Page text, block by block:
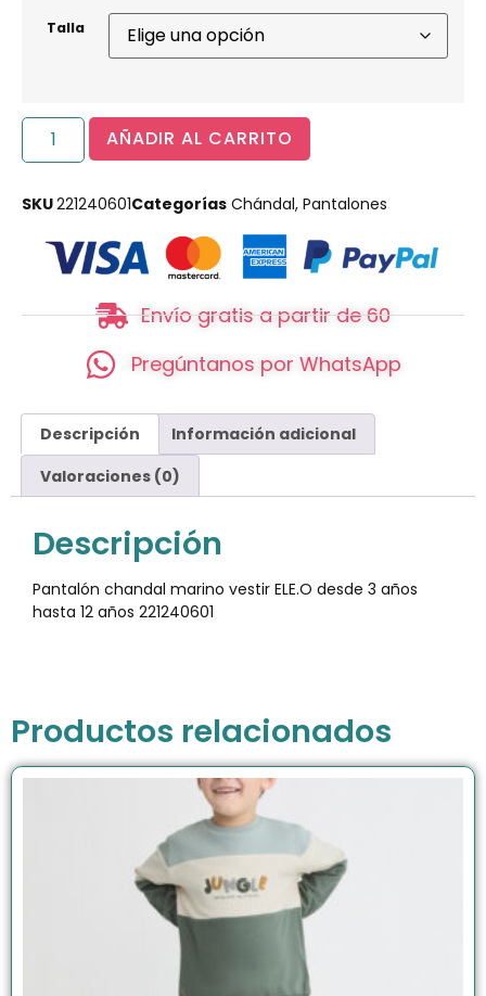
Talla
AÑADIR AL CARRITO
SKU221240601Categorías Chándal, Pantalones
Envío gratis a partir de 60
Pregúntanos por WhatsApp
Descripción
Información adicional
Valoraciones (0)
Descripción
Pantalón chandal marino vestir ELE.O desde 3 años
hasta 12 años 221240601
Productos relacionados